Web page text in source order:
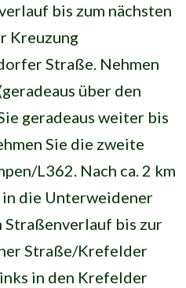
bis zum nächsten
Kreuzung
Straße. Nehmen
über den
geradeaus weiter bis
Sie die zweite
L362. Nach ca. 2 km
in die Unterweidener
Straßenverlauf bis zur
Straße/Krefelder
in den Krefelder